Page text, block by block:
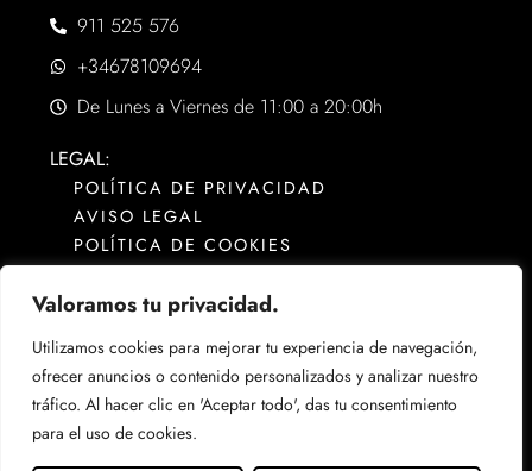
Valoramos tu privacidad.
Utilizamos cookies para mejorar tu experiencia de navegación,
ofrecer anuncios o contenido personalizados y analizar nuestro
tráfico. Al hacer clic en 'Aceptar todo', das tu consentimiento
para el uso de cookies.
911 525 576
+34678109694
De Lunes a Viernes de 11:00 a 20:00h
LEGAL:
POLÍTICA DE PRIVACIDAD
AVISO LEGAL
POLÍTICA DE COOKIES
Web desarrollada por